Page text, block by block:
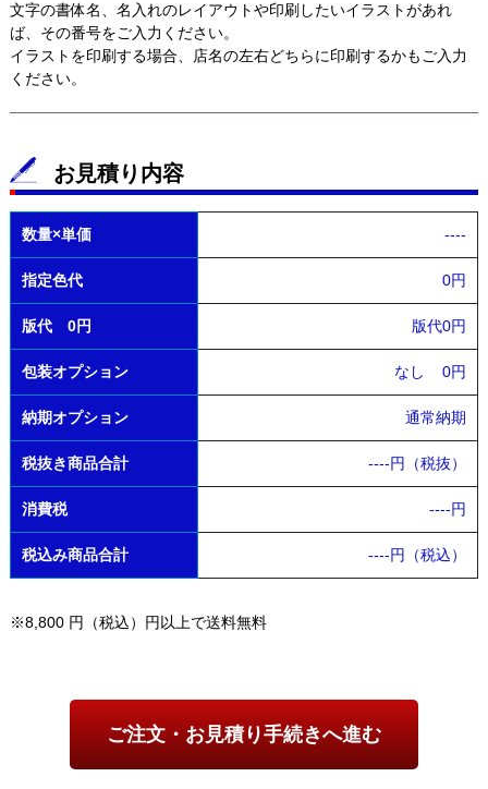
文字の書体名、名入れのレイアウトや印刷したいイラストがあれ
ば、その番号をご入力ください。
イラストを印刷する場合、店名の左右どちらに印刷するかもご入力
ください。
お見積り内容
数量×単価 ----
指定色代 0円
版代 0円 版代0円
包装オプション なし 0円
納期オプション 通常納期
税抜き商品合計 ----円（税抜）
消費税 ----円
税込み商品合計 ----円（税込）
※8,800 円（税込）円以上で送料無料